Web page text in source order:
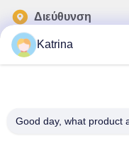
Διεύθυνση
- Όχι, όχι, όχι.5,
αριθ.117, οδός
περιοχή
86--13641973820
Katrina
Good day, what product